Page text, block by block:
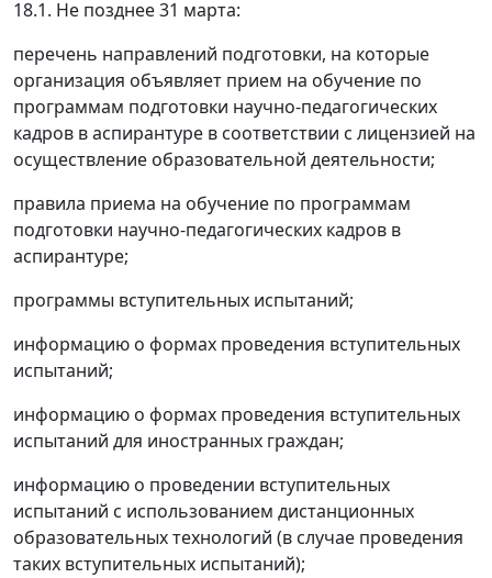
18.1. Не позднее 31 марта:
перечень направлений подготовки, на которые
организация объявляет прием на обучение по
программам подготовки научно-педагогических
кадров в аспирантуре в соответствии с лицензией на
осуществление образовательной деятельности;
правила приема на обучение по программам
подготовки научно-педагогических кадров в
аспирантуре;
программы вступительных испытаний;
информацию о формах проведения вступительных
испытаний;
информацию о формах проведения вступительных
испытаний для иностранных граждан;
информацию о проведении вступительных
испытаний с использованием дистанционных
образовательных технологий (в случае проведения
таких вступительных испытаний);